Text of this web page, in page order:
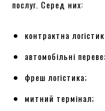
послуг. Серед них:
контрактна
автомобільні
фреш логістика;
митний термінал;